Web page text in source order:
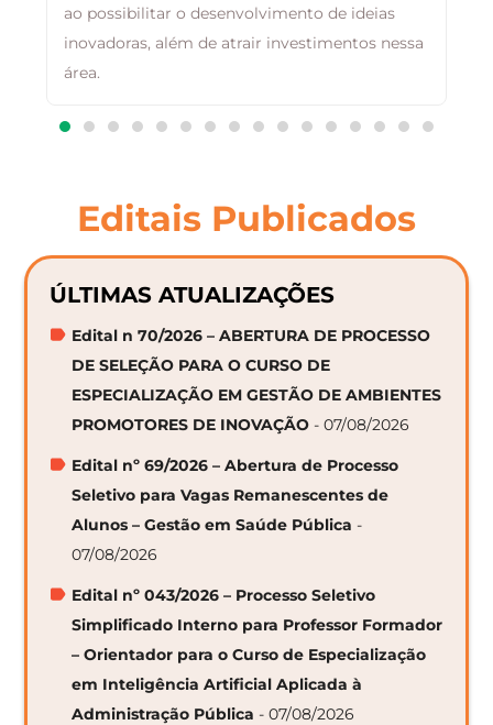
ao possibilitar o desenvolvimento de ideias
inovadoras, além de atrair investimentos nessa
área.
Editais Publicados
ÚLTIMAS ATUALIZAÇÕES
Edital n 70/2026 – ABERTURA DE PROCESSO
DE SELEÇÃO PARA O CURSO DE
ESPECIALIZAÇÃO EM GESTÃO DE AMBIENTES
PROMOTORES DE INOVAÇÃO - 07/08/2026
Edital nº 69/2026 – Abertura de Processo
Seletivo para Vagas Remanescentes de
Alunos – Gestão em Saúde Pública -
07/08/2026
Edital nº 043/2026 – Processo Seletivo
Simplificado Interno para Professor Formador
– Orientador para o Curso de Especialização
em Inteligência Artificial Aplicada à
Administração Pública - 07/08/2026